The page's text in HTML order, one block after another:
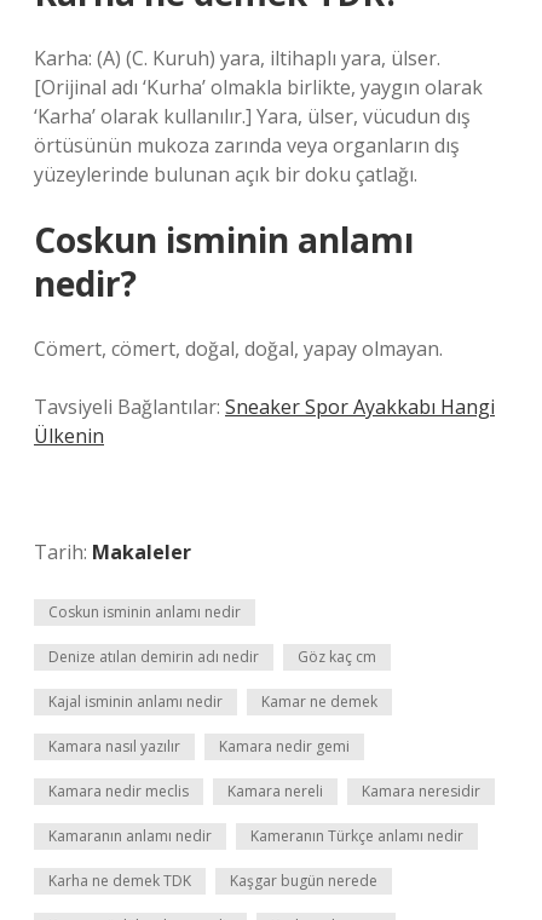
Karha: (A) (C. Kuruh) yara, iltihaplı yara, ülser.
[Orijinal adı ‘Kurha’ olmakla birlikte, yaygın olarak
‘Karha’ olarak kullanılır.] Yara, ülser, vücudun dış
örtüsünün mukoza zarında veya organların dış
yüzeylerinde bulunan açık bir doku çatlağı.
Coskun isminin anlamı
nedir?
Cömert, cömert, doğal, doğal, yapay olmayan.
Tavsiyeli Bağlantılar: Sneaker Spor Ayakkabı Hangi
Ülkenin
Tarih: Makaleler
Coskun isminin anlamı nedir
Denize atılan demirin adı nedir Göz kaç cm
Kajal isminin anlamı nedir Kamar ne demek
Kamara nasıl yazılır Kamara nedir gemi
Kamara nedir meclis Kamara nereli Kamara neresidir
Kamaranın anlamı nedir Kameranın Türkçe anlamı nedir
Karha ne demek TDK Kaşgar bugün nerede